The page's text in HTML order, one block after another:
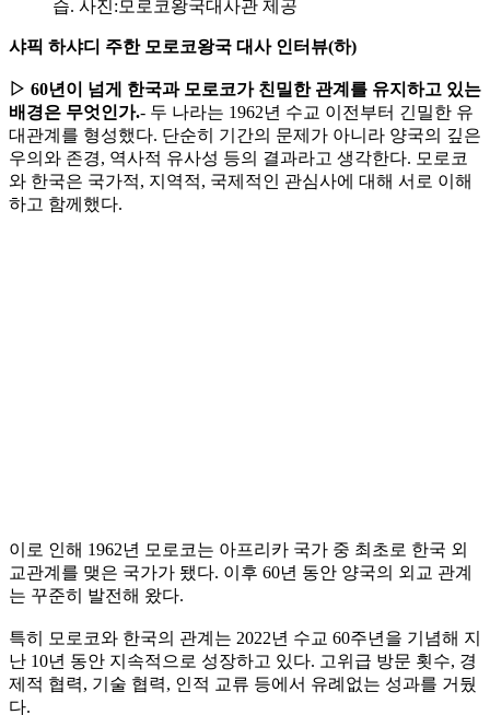
습. 사진:모로코왕국대사관 제공
샤픽 하샤디 주한 모로코왕국 대사 인터뷰(하)
▷ 60년이 넘게 한국과 모로코가 친밀한 관계를 유지하고 있는
배경은 무엇인가.- 두 나라는 1962년 수교 이전부터 긴밀한 유
대관계를 형성했다. 단순히 기간의 문제가 아니라 양국의 깊은
우의와 존경, 역사적 유사성 등의 결과라고 생각한다. 모로코
와 한국은 국가적, 지역적, 국제적인 관심사에 대해 서로 이해
하고 함께했다.
이로 인해 1962년 모로코는 아프리카 국가 중 최초로 한국 외
교관계를 맺은 국가가 됐다. 이후 60년 동안 양국의 외교 관계
는 꾸준히 발전해 왔다.
특히 모로코와 한국의 관계는 2022년 수교 60주년을 기념해 지
난 10년 동안 지속적으로 성장하고 있다. 고위급 방문 횟수, 경
제적 협력, 기술 협력, 인적 교류 등에서 유례없는 성과를 거뒀
다.